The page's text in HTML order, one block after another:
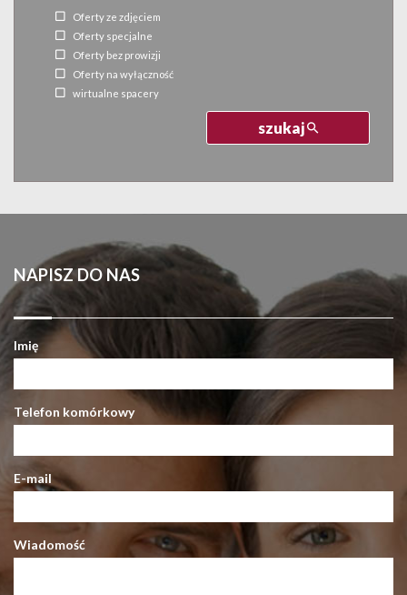
Oferty ze zdjęciem
Oferty specjalne
Oferty bez prowizji
Oferty na wyłączność
wirtualne spacery
szukaj
NAPISZ DO NAS
Imię
Telefon komórkowy
E-mail
Wiadomość